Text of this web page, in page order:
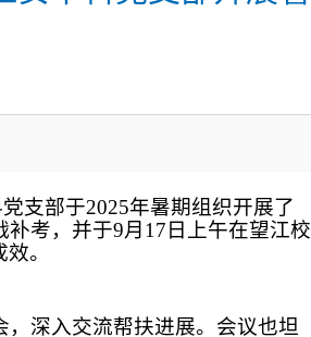
支部于2025年暑期组织开展了
考，并于9月17日上午在望江校
。
深入交流帮扶进展。会议也坦